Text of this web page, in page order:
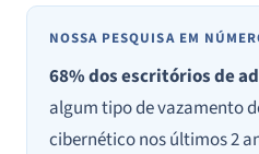
NOSSA PESQUISA EM
68% dos escritórios de
algum tipo de vazamento
cibernético nos últimos 2